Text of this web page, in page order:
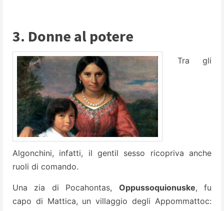
3. Donne al potere
Tra gli
Algonchini, infatti, il gentil sesso ricopriva anche
ruoli di comando.
Una zia di Pocahontas, Oppussoquionuske, fu
capo di Mattica, un villaggio degli Appommattoc: